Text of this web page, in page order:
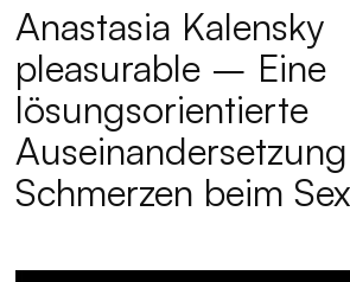
Anastasia Kalensky
pleasurable – Eine
lösungsorientierte
Schmerzen beim Sex